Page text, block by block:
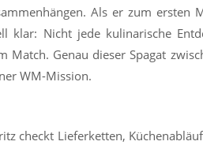
Als er zum ersten
Nicht jede kulinarische
Genau dieser Spagat
WM-Mission.
checkt Lieferketten,